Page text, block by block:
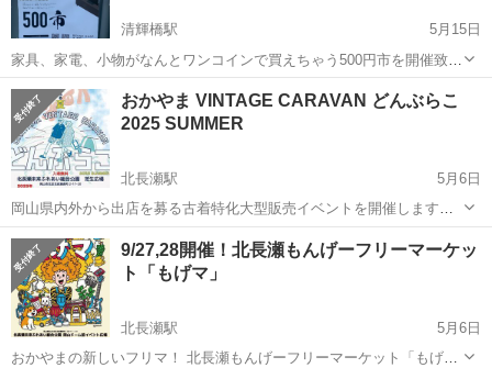
清輝橋駅
5月15日
家具、家電、小物がなんとワンコインで買えちゃう500円市を開催致し
ます✨ 店舗に置いてある商品の約半分がワンコイン💰 10:00〜15:00オ
ープン 冷蔵庫やテーブル、家電小物、キッチン小物早い者勝ち🏅 岡山
市南区福...
岡山 岡山市 清輝橋駅
おかやま VINTAGE CARAVAN どんぶらこ
2025 SUMMER
北長瀬駅
5月6日
岡山県内外から出店を募る古着特化大型販売イベントを開催します！
ご家庭の不要な服をフリーマーケットで販売してみませんか？ 子供服
や古着のリメイクアイテム等も大募集！！ 会場は岡山ドームの隣、北
長瀬未来ふれあい総合公園の...
岡山 岡山市 北長瀬駅 フリーマーケット 古着
9/27,28開催！北長瀬もんげーフリーマーケッ
ト「もげマ」
北長瀬駅
5月6日
おかやまの新しいフリマ！ 北長瀬もんげーフリーマーケット「もげ